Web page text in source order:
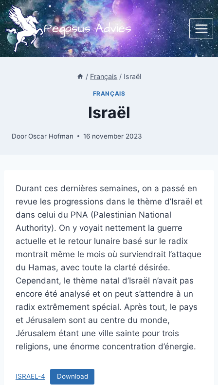
Doorgaan
naar
inhoud
Pegasus Advies
/ Français / Israël
FRANÇAIS
Israël
DoorOscar Hofman 16 november 2023
Durant ces dernières semaines, on a passé en
revue les progressions dans le thème d’Israël et
dans celui du PNA (Palestinian National
Authority). On y voyait nettement la guerre
actuelle et le retour lunaire basé sur le radix
montrait même le mois où surviendrait l’attaque
du Hamas, avec toute la clarté désirée.
Cependant, le thème natal d’Israël n’avait pas
encore été analysé et on peut s’attendre à un
radix extrêmement spécial. Après tout, le pays
et Jérusalem sont au centre du monde,
Jérusalem étant une ville sainte pour trois
religions, une énorme concentration d’énergie.
ISRAEL-4 Download